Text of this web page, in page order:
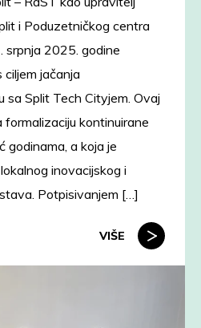
i Poduzetničkog centra
srpnja 2025. godine
ciljem jačanja
sa Split Tech Cityjem. Ovaj
kontinuirane
godinama, a koja je
inovacijskog i
Potpisivanjem […]
VIŠE